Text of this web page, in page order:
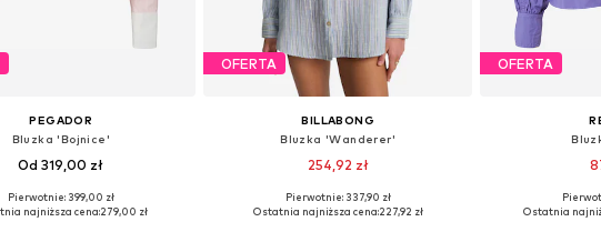
PEGADOR
Bluzka 'Bojnice'
Od 319,00 zł
rozmiary: S, M, L, XL
Pierwotnie: 399,00 zł
najniższa cena:279,00 zł
OFERTA
BILLABONG
Bluzka 'Wanderer'
254,92 zł
Dostępne rozmiary: S, M
Pierwotnie: 337,90 zł
Ostatnia najniższa cena:227,92 zł
OFERTA
Ostatnia